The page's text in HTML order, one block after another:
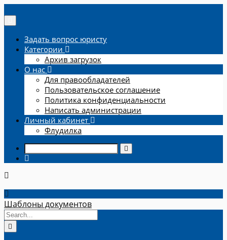
Задать вопрос юристу
Категории
Архив загрузок
О нас
Для правообладателей
Пользовательское соглашение
Политика конфиденциальности
Написать администрации
Личный кабинет
Флудилка
Шаблоны документов